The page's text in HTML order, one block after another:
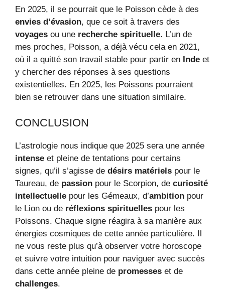
En 2025, il se pourrait que le Poisson cède à des
envies d’évasion, que ce soit à travers des
voyages ou une recherche spirituelle. L’un de
mes proches, Poisson, a déjà vécu cela en 2021,
où il a quitté son travail stable pour partir en Inde et
y chercher des réponses à ses questions
existentielles. En 2025, les Poissons pourraient
bien se retrouver dans une situation similaire.
CONCLUSION
L’astrologie nous indique que 2025 sera une année
intense et pleine de tentations pour certains
signes, qu’il s’agisse de désirs matériels pour le
Taureau, de passion pour le Scorpion, de curiosité
intellectuelle pour les Gémeaux, d’ambition pour
le Lion ou de réflexions spirituelles pour les
Poissons. Chaque signe réagira à sa manière aux
énergies cosmiques de cette année particulière. Il
ne vous reste plus qu’à observer votre horoscope
et suivre votre intuition pour naviguer avec succès
dans cette année pleine de promesses et de
challenges.